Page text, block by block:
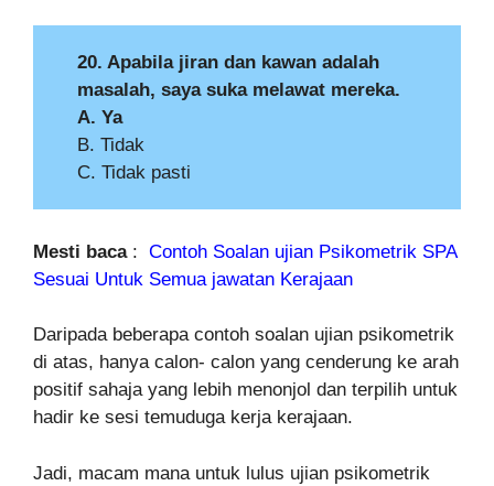
20. Apabila jiran dan kawan adalah
masalah, saya suka melawat mereka.
A. Ya
B. Tidak
C. Tidak pasti
Mesti baca: Contoh Soalan ujian Psikometrik SPA
Sesuai Untuk Semua jawatan Kerajaan
Daripada beberapa contoh soalan ujian psikometrik
di atas, hanya calon- calon yang cenderung ke arah
positif sahaja yang lebih menonjol dan terpilih untuk
hadir ke sesi temuduga kerja kerajaan.
Jadi, macam mana untuk lulus ujian psikometrik